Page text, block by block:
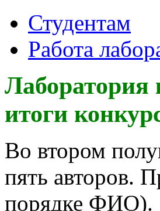
Студентам
Работа
Лаборатория
итоги
Во втором
пять авторов.
порядке ФИО).